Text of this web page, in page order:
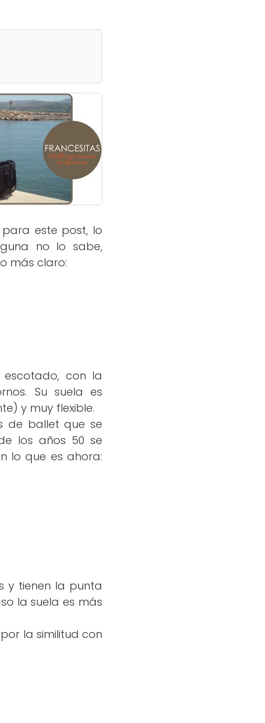
este post, lo
no lo sabe,
más claro:
con la
Su suela es
y muy flexible.
de ballet que se
los años 50 se
lo que es ahora:
y tienen la punta
la suela es más
la similitud con